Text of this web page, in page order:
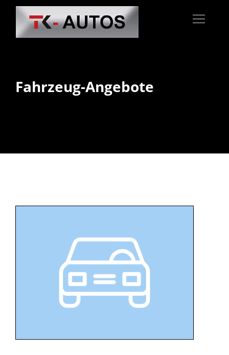
Fahrzeug-Angebote